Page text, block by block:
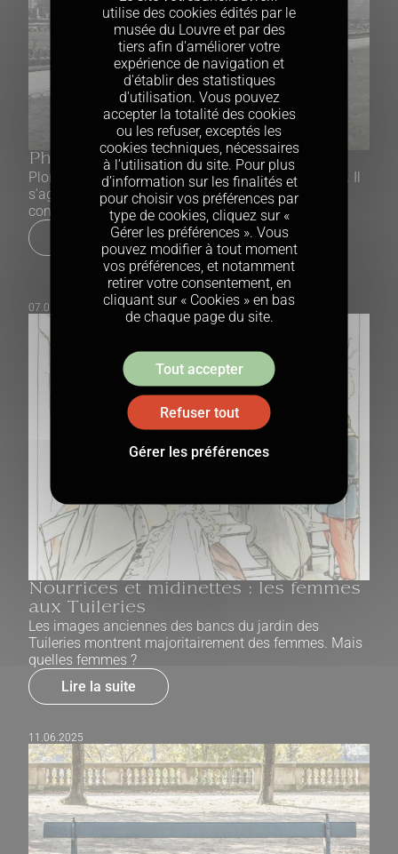
Photographies en couleurs
Plongeons-nous dans les « Archives de la planète ». Il
s’agit d’un fonds photographique extraordinaire,
constitué à l’initiative du banquier Albert Kahn.
Lire la suite
07.07.2025
Nourrices et midinettes : les femmes
aux Tuileries
Les images anciennes des bancs du jardin des
Tuileries montrent majoritairement des femmes. Mais
quelles femmes ?
Lire la suite
11.06.2025
utilise des cookies édités par le
musée du Louvre et par des
tiers afin d'améliorer votre
expérience de navigation et
d'établir des statistiques
d'utilisation. Vous pouvez
accepter la totalité des cookies
ou les refuser, exceptés les
cookies techniques, nécessaires
à l’utilisation du site. Pour plus
d’information sur les finalités et
pour choisir vos préférences par
type de cookies, cliquez sur «
Gérer les préférences ». Vous
pouvez modifier à tout moment
vos préférences, et notamment
retirer votre consentement, en
cliquant sur « Cookies » en bas
de chaque page du site.
Tout accepter
Refuser tout
Gérer les préférences